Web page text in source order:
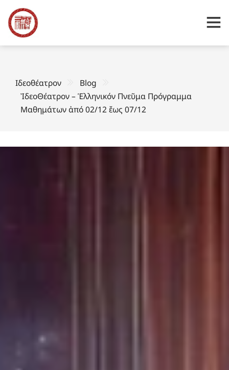
Ιδεοθέατρον
Blog
ἸδεοΘέατρον – Ἑλληνικόν Πνεῦμα Πρόγραμμα
Μαθημάτων ἀπό 02/12 ἔως 07/12